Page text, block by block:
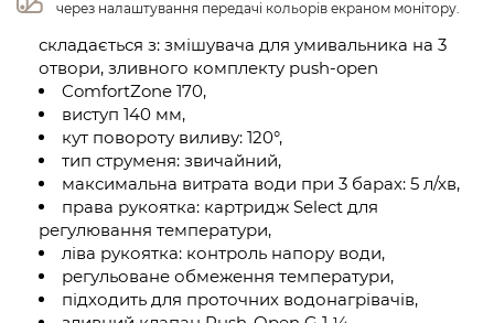
через налаштування передачі кольорів екраном монітору.
складається з: змішувача для умивальника на 3
отвори, зливного комплекту push-open
ComfortZone 170,
виступ 140 мм,
кут повороту виливу: 120°,
тип струменя: звичайний,
максимальна витрата води при 3 барах: 5 л/хв,
права рукоятка: картридж Select для
регулювання температури,
ліва рукоятка: контроль напору води,
регульоване обмеження температури,
підходить для проточних водонагрівачів,